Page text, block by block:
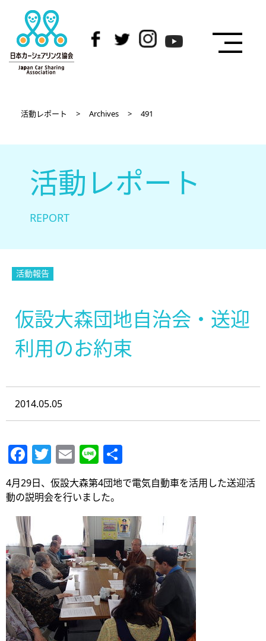
活動レポート > Archives > 491
活動レポート
REPORT
活動報告
仮設大森団地自治会・送迎
利用のお約束
2014.05.05
Facebook
Twitter
Email
Line
有
4月29日、仮設大森第4団地で電気自動車を活用した送迎活
動の説明会を行いました。